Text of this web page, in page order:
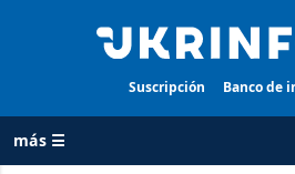
Suscripción Banco de
más ☰